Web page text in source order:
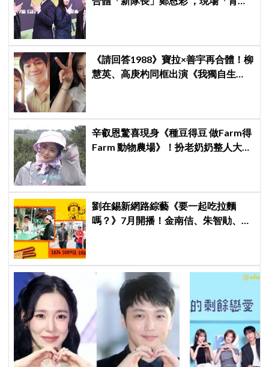
《請回答1988》寶拉×善宇再合體！柳
慧英、高庚杓同框出演《我獨自生
辛叡恩驚喜現身《種豆得豆 做Farm得
Farm 動物農場》！扮老奶奶整人大成
劉在錫新網路綜藝《要一起吃拉麵
嗎？》7月開播！金南佶、朱智勛、尹